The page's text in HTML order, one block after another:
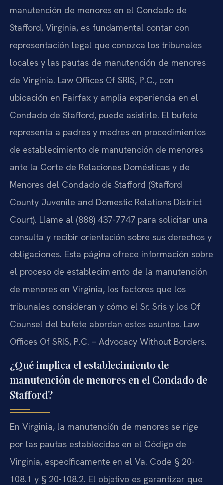
manutención de menores en el Condado de
Stafford, Virginia, es fundamental contar con
representación legal que conozca los tribunales
locales y las pautas de manutención de menores
de Virginia. Law Offices Of SRIS, P.C., con
ubicación en Fairfax y amplia experiencia en el
Condado de Stafford, puede asistirle. El bufete
representa a padres y madres en procedimientos
de establecimiento de manutención de menores
ante la Corte de Relaciones Domésticas y de
Menores del Condado de Stafford (Stafford
County Juvenile and Domestic Relations District
Court). Llame al (888) 437-7747 para solicitar una
consulta y recibir orientación sobre sus derechos y
obligaciones. Esta página ofrece información sobre
el proceso de establecimiento de la manutención
de menores en Virginia, los factores que los
tribunales consideran y cómo el Sr. Sris y los Of
Counsel del bufete abordan estos asuntos. Law
Offices Of SRIS, P.C. – Advocacy Without Borders.
¿Qué implica el establecimiento de
manutención de menores en el Condado de
Stafford?
En Virginia, la manutención de menores se rige
por las pautas establecidas en el Código de
Virginia, específicamente en el Va. Code § 20-
108.1 y § 20-108.2. El objetivo es garantizar que